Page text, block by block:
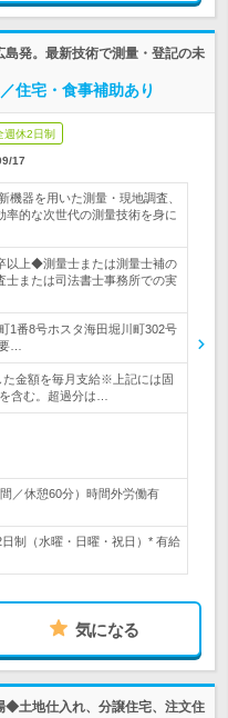
発。最新技術で測量・登記の未
住宅・食事補助あり
週休2日制
17
機器を用いた測量・現地調査、
率的な次世代の測量技術を身に
以上◆測量士または測量士補の
または司法書士事務所での実
1番8号ホスタ海田堀川町302号
…
た金額を毎月支給※上記には固
含む。超過分は…
／休憩60分）時間外労働有
制（水曜・日曜・祝日）* 有給
気になる
◆土地仕入れ、分譲住宅、注文住